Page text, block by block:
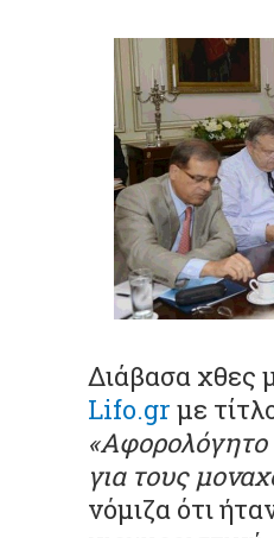
Διάβασα χθες
Lifo.gr με
«Αφορολόγητο
για τους
νόμιζα ότι